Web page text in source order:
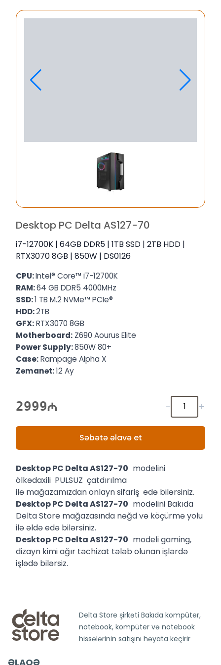
Desktop PC Delta AS127-70
i7-12700K | 64GB DDR5 | 1TB SSD | 2TB HDD |
RTX3070 8GB | 850W | DS0126
CPU:Intel® Core™ i7-12700K
RAM:64 GB DDR5 4000MHz
SSD:1 TB M.2 NVMe™ PCIe®
HDD:2TB
GFX:RTX3070 8GB
Motherboard: Z690 Aourus Elite
Power Supply:850W 80+
Case:Rampage Alpha X
Zəmanət:12 Ay
2999 - +
Səbətə əlavə et
Desktop PC Delta AS127-70 modelini
ölkədaxili PULSUZ çatdırılma
ilə mağazamızdan onlayn sifariş edə bilərsiniz.
Desktop PC Delta AS127-70 modelini Bakıda
Delta Store mağazasında nəğd və köçürmə yolu
ilə əldə edə bilərsiniz.
Desktop PC Delta AS127-70 modeli gaming,
dizayn kimi ağır təchizat tələb olunan işlərdə
işlədə bilərsiz.
Delta Store şirkəti Bakıda kompüter,
notebook, kompüter və notebook
hissələrinin satışını həyata keçirir
ƏLAQƏ